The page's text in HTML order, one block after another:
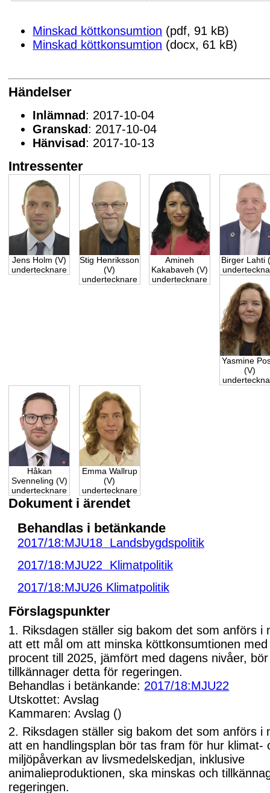
Minskad köttkonsumtion (pdf, 91 kB)
Minskad köttkonsumtion (docx, 61 kB)
Händelser
Inlämnad: 2017-10-04
Granskad: 2017-10-04
Hänvisad: 2017-10-13
Intressenter
Jens Holm (V)
undertecknare
Stig Henriksson
(V)
undertecknare
Amineh
Kakabaveh (V)
undertecknare
Birger Lahti
Yasmine
(V)
Håkan
Svenneling (V)
undertecknare
Emma Wallrup
(V)
undertecknare
Dokument i ärendet
Behandlas i betänkande
2017/18:MJU18 Landsbygdspolitik
2017/18:MJU22 Klimatpolitik
2017/18:MJU26 Klimatpolitik
Förslagspunkter
1. Riksdagen ställer sig bakom det som anförs i
att ett mål om att minska köttkonsumtionen
procent till 2025, jämfört med dagens nivåer,
tillkännager detta för regeringen.
Behandlas i betänkande: 2017/18:MJU22
Utskottet: Avslag
Kammaren: Avslag ()
2. Riksdagen ställer sig bakom det som anförs i
att en handlingsplan bör tas fram för hur klimat-
miljöpåverkan av livsmedelskedjan, inklusive
animalieproduktionen, ska minskas och
regeringen.